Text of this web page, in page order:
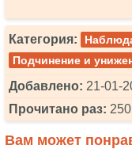
Категория:
Подчинение и
Добавлено: 21-01-
Прочитано раз:
Вам может